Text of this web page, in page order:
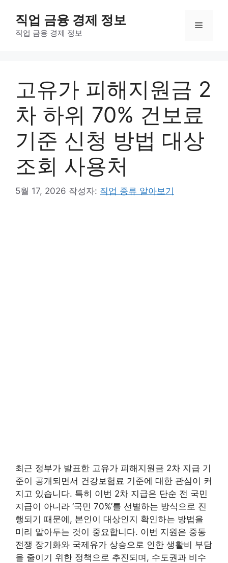
직업 금융 경제 정보
직업 금융 경제 정보
메
고유가 피해지원금 2
차 하위 70% 건보료
기준 신청 방법 대상
조회 사용처
5월 17, 2026 작성자: 직업 종류 알아보기
최근 정부가 발표한 고유가 피해지원금 2차 지급 기
준이 공개되면서 건강보험료 기준에 대한 관심이 커
지고 있습니다. 특히 이번 2차 지급은 단순 전 국민
지급이 아니라 ‘국민 70%’를 선별하는 방식으로 진
행되기 때문에, 본인이 대상인지 확인하는 방법을
미리 알아두는 것이 중요합니다. 이번 지원은 중동
전쟁 장기화와 국제유가 상승으로 인한 생활비 부담
을 줄이기 위한 정책으로 추진되며, 수도권과 비수